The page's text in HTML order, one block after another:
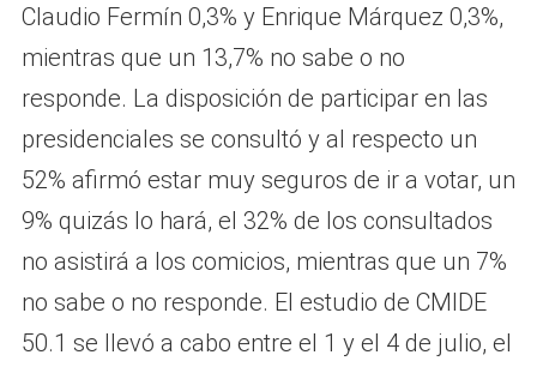
Claudio Fermín 0,3% y Enrique Márquez 0,3%,
mientras que un 13,7% no sabe o no
responde. La disposición de participar en las
presidenciales se consultó y al respecto un
52% afirmó estar muy seguros de ir a votar, un
9% quizás lo hará, el 32% de los consultados
no asistirá a los comicios, mientras que un 7%
no sabe o no responde. El estudio de CMIDE
50.1 se llevó a cabo entre el 1 y el 4 de julio, el